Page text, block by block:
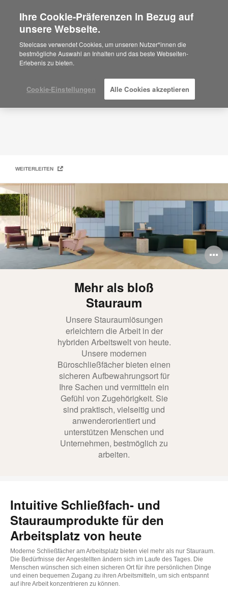
Are you in United States?
Would you like to see Products we sell in
your region?
Americas
Español
Moderne Schließfach-Lösungen
WEITERLEITEN
Mehr als bloß
Stauraum
Unsere Stauraumlösungen
erleichtern die Arbeit in der
hybriden Arbeitswelt von heute.
Unsere modernen
Büroschließfächer bieten einen
sicheren Aufbewahrungsort für
Ihre Sachen und vermitteln ein
Gefühl von Zugehörigkeit. Sie
sind praktisch, vielseitig und
anwenderorientiert und
unterstützen Menschen und
Unternehmen, bestmöglich zu
arbeiten.
Intuitive Schließfach- und
Stauraumprodukte für den
Arbeitsplatz von heute
Moderne Schließfächer am Arbeitsplatz bieten viel mehr als nur Stauraum.
Die Bedürfnisse der Angestellten ändern sich im Laufe des Tages. Die
Menschen wünschen sich einen sicheren Ort für ihre persönlichen Dinge
und einen bequemen Zugang zu ihren Arbeitsmitteln, um sich entspannt
auf ihre Arbeit konzentrieren zu können.
Ihre Cookie-Präferenzen in Bezug auf
unsere Webseite.
Steelcase verwendet Cookies, um unseren Nutzer*innen die
bestmögliche Auswahl an Inhalten und das beste Webseiten-
Erlebenis zu bieten.
Cookie-Einstellungen Alle Cookies akzeptieren